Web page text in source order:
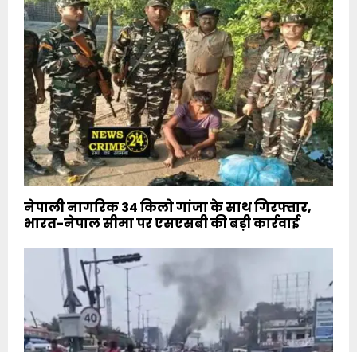
नेपाली नागरिक 34 किलो गांजा के साथ गिरफ्तार,
भारत-नेपाल सीमा पर एसएसबी की बड़ी कार्रवाई